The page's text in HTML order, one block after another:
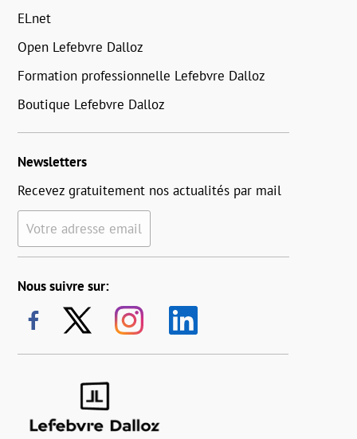
ELnet
Open Lefebvre Dalloz
Formation professionnelle Lefebvre Dalloz
Boutique Lefebvre Dalloz
Newsletters
Recevez gratuitement nos actualités par mail
Votre adresse email
Nous suivre sur: